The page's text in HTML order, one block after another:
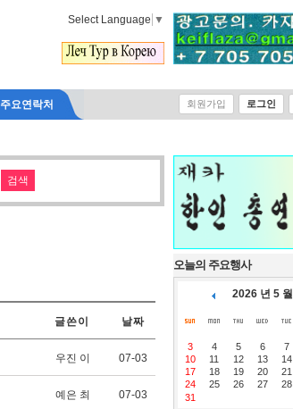
Select Language ▼
주요연락처 회원가입 로그인
글쓴이 날짜
우진 이 07-03
예은 최 07-03
오늘의 주요행사
2026 년 5 월
3
4 5 6 7
10
11 12 13 14
17
18 19 20 21
24
25 26 27 28
31